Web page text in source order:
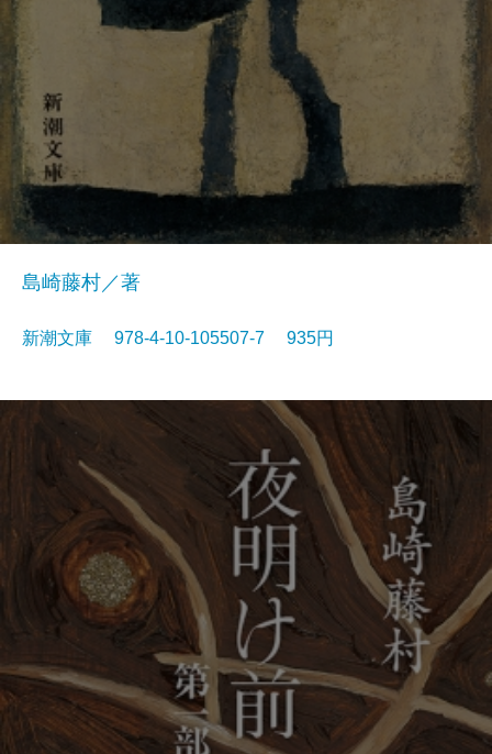
島崎藤村／著
新潮文庫 978-4-10-105507-7 935円